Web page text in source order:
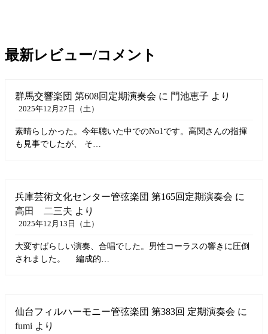
最新レビュー/コメント
群馬交響楽団 第608回定期演奏会 に 門池恵子 より
2025年12月27日（土）
素晴らしかった。今年聴いた中でのNo1です。高関さんの指揮
も見事でしたが、 そ…
兵庫芸術文化センター管弦楽団 第165回定期演奏会 に
高田 二三夫 より
2025年12月13日（土）
大変すばらしい演奏、合唱でした。男性コーラスの響きに圧倒
されました。 編成的…
仙台フィルハーモニー管弦楽団 第383回 定期演奏会 に
fumi より